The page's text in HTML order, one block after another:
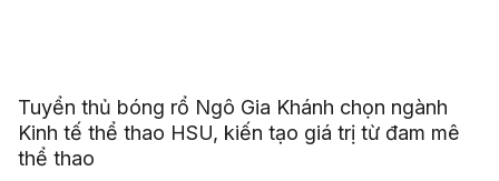
Tuyển thủ bóng rổ Ngô Gia Khánh chọn ngành
Kinh tế thể thao HSU, kiến tạo giá trị từ đam mê
thể thao